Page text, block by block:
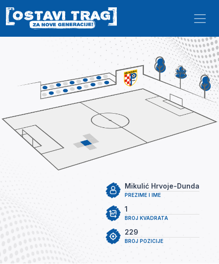
Skip to main content
PREZIME I IME
Mikulić Hrvoje-Dunda
BROJ KVADRATA
1
BROJ POZICIJE
229